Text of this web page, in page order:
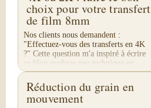
choix pour votre transfert
de film 8mm
Nos clients nous demandent :
"Effectuez-vous des transferts en 4K
?" Cette question m'a inspiré à écrire
ce blog quelque peu technique en
quatre parties. Nous ne réalisons pas
de transfert...
Réduction du grain en
mouvement